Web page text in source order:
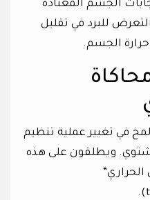
الجسم المعتادة
للبرد في تقليل
حرارة الجسم.
في تغيير عملية تنظيم
ويطلقون على هذه